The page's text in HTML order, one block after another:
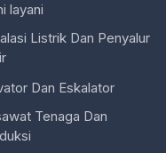
layani
Listrik Dan Penyalur
Dan Eskalator
Tenaga Dan